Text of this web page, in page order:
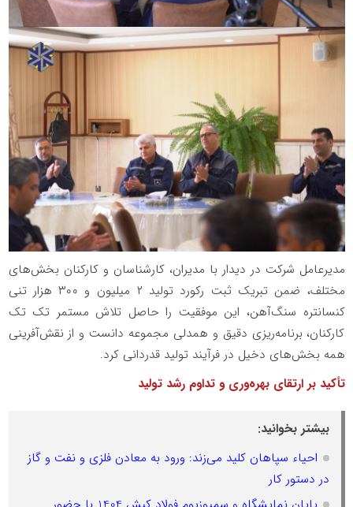
مدیرعامل شرکت در دیدار با مدیران، کارشناسان و کارکنان بخش‌های
مختلف، ضمن تبریک ثبت رکورد تولید ۲ میلیون و ۳۰۰ هزار تنی
کنسانتره سنگ‌آهن، این موفقیت را حاصل تلاش مستمر تک تک
کارکنان، برنامه‌ریزی دقیق و همدلی مجموعه دانست و از نقش‌آفرینی
همه بخش‌های دخیل در فرآیند تولید قدردانی کرد.
تأکید بر ارتقای بهره‌وری و تداوم رشد تولید
بیشتر بخوانید:
احیاء سپاهان کلید می‌زند: ورود به معادن فلزی و نفت و گاز
در دستور کار